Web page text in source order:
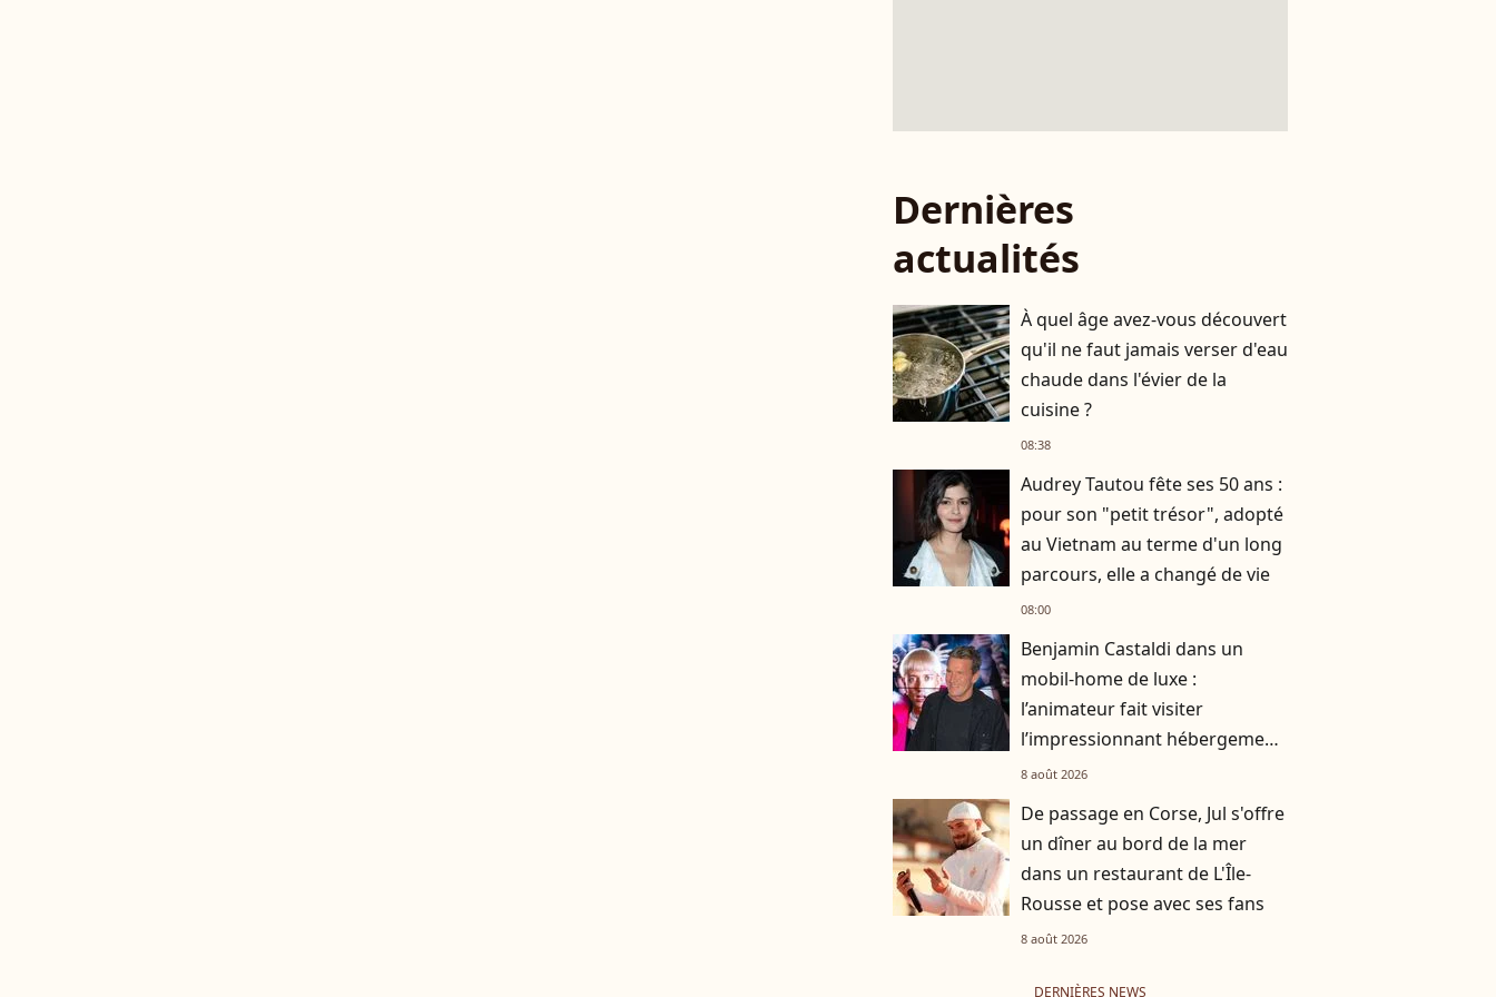
Dernières
actualités
À quel âge avez-vous découvert
qu'il ne faut jamais verser d'eau
chaude dans l'évier de la
cuisine ?
08:38
Audrey Tautou fête ses 50 ans :
pour son "petit trésor", adopté
au Vietnam au terme d'un long
parcours, elle a changé de vie
08:00
Benjamin Castaldi dans un
mobil-home de luxe :
l’animateur fait visiter
l’impressionnant hébergement
dans lequel il séjourne
8 août 2026
De passage en Corse, Jul s'offre
un dîner au bord de la mer
dans un restaurant de L'Île-
Rousse et pose avec ses fans
8 août 2026
DERNIÈRES NEWS